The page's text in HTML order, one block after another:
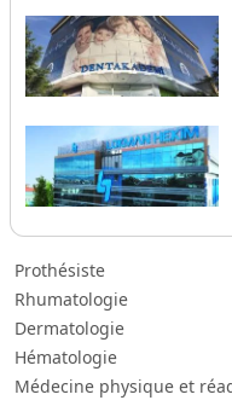
Prothésiste
Rhumatologie
Dermatologie
Hématologie
Médecine physique et